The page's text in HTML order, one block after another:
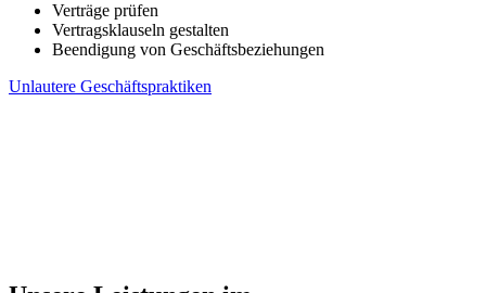
Verträge prüfen
Vertragsklauseln gestalten
Beendigung von Geschäftsbeziehungen
Unlautere Geschäftspraktiken